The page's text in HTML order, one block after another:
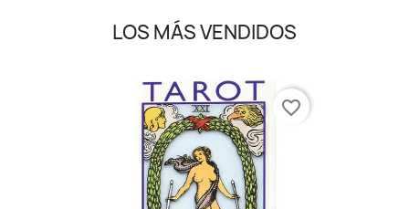
LOS MÁS VENDIDOS
favorite_border